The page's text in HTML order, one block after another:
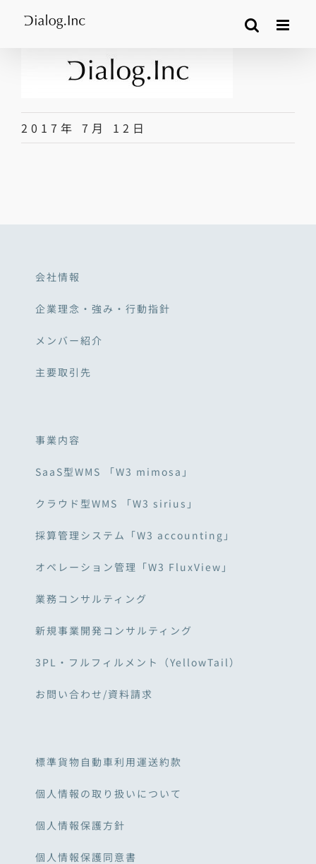
2017年 7月 12日
会社情報
企業理念・強み・行動指針
メンバー紹介
主要取引先
事業内容
SaaS型WMS 「W3 mimosa」
クラウド型WMS 「W3 sirius」
採算管理システム「W3 accounting」
オペレーション管理「W3 FluxView」
業務コンサルティング
新規事業開発コンサルティング
3PL・フルフィルメント（YellowTail）
お問い合わせ/資料請求
標準貨物自動車利用運送約款
個人情報の取り扱いについて
個人情報保護方針
個人情報保護同意書